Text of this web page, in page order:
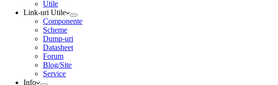
Utile
Link-uri Utile
Componente
Scheme
Dump-uri
Datasheet
Forum
Blog/Site
Service
Info